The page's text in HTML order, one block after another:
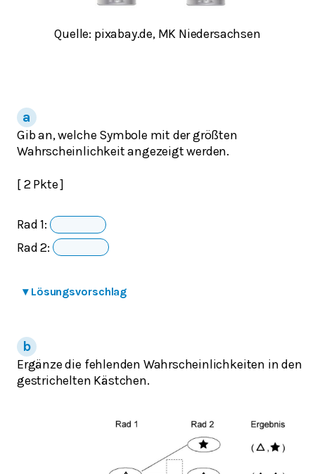
Quelle: pixabay.de, MK Niedersachsen
Gib an, welche Symbole mit der größten
Wahrscheinlichkeit angezeigt werden.
[ 2 Pkte ]
Rad 1:
Rad 2:
▾ Lösungsvorschlag
Ergänze die fehlenden Wahrscheinlichkeiten in den
gestrichelten Kästchen.